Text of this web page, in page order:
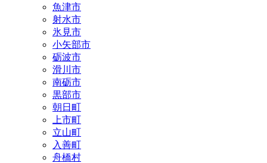
魚津市
射水市
氷見市
小矢部市
砺波市
滑川市
南砺市
黒部市
朝日町
上市町
立山町
入善町
舟橋村